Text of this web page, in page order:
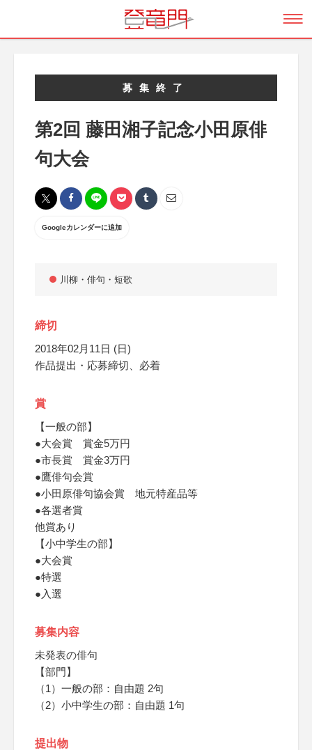
募集終了
第2回 藤田湘子記念小田原俳
句大会
Googleカレンダーに追加
川柳・俳句・短歌
締切
2018年02月11日 (日)
作品提出・応募締切、必着
賞
【一般の部】
●大会賞 賞金5万円
●市長賞 賞金3万円
●鷹俳句会賞
●小田原俳句協会賞 地元特産品等
●各選者賞
他賞あり
【小中学生の部】
●大会賞
●特選
●入選
募集内容
未発表の俳句
【部門】
（1）一般の部：自由題 2句
（2）小中学生の部：自由題 1句
提出物